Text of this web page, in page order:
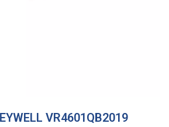
VR4601QB2019